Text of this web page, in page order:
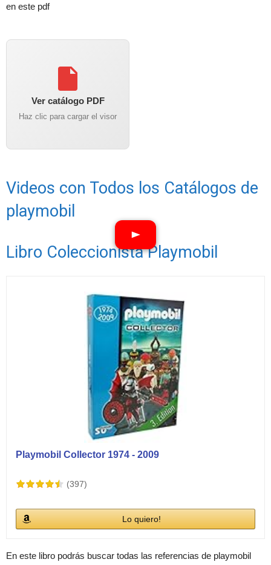
en este pdf
Ver catálogo PDF
Haz clic para cargar el visor
Videos con Todos los Catálogos de
playmobil
Libro Coleccionista Playmobil
Playmobil Collector 1974 - 2009
(397)
Lo quiero!
En este libro podrás buscar todas las referencias de playmobil